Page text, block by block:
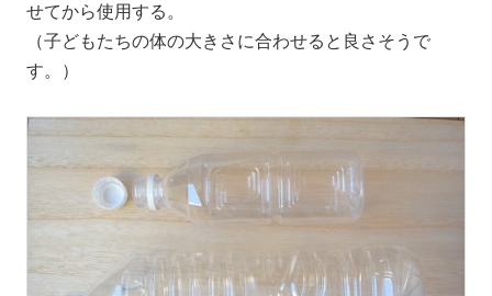
せてから使用する。
（子どもたちの体の大きさに合わせると良さそうで
す。）